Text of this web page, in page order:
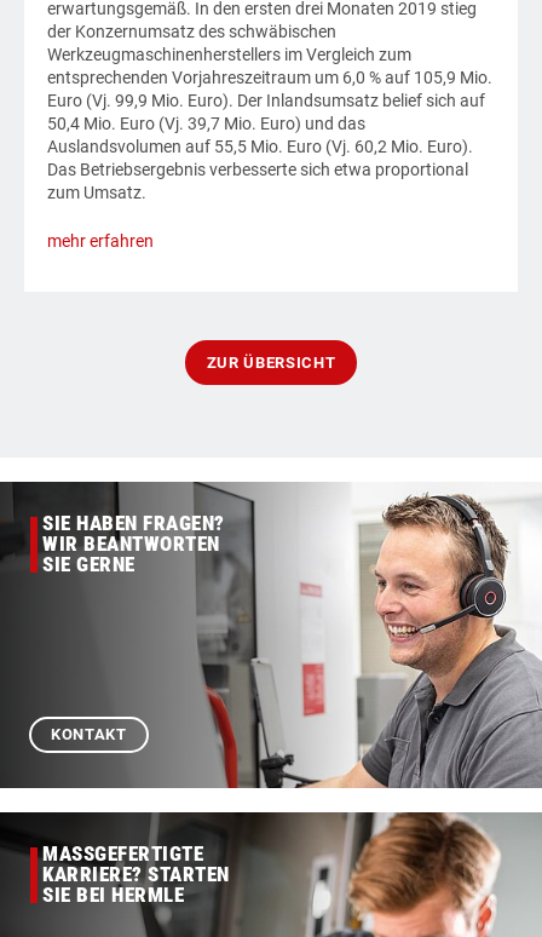
erwartungsgemäß. In den ersten drei Monaten 2019 stieg
der Konzernumsatz des schwäbischen
Werkzeugmaschinenherstellers im Vergleich zum
entsprechenden Vorjahreszeitraum um 6,0 % auf 105,9 Mio.
Euro (Vj. 99,9 Mio. Euro). Der Inlandsumsatz belief sich auf
50,4 Mio. Euro (Vj. 39,7 Mio. Euro) und das
Auslandsvolumen auf 55,5 Mio. Euro (Vj. 60,2 Mio. Euro).
Das Betriebsergebnis verbesserte sich etwa proportional
zum Umsatz.
mehr erfahren
ZUR ÜBERSICHT
SIE HABEN FRAGEN?
WIR BEANTWORTEN
SIE GERNE
KONTAKT
MASSGEFERTIGTE
KARRIERE? STARTEN
SIE BEI HERMLE